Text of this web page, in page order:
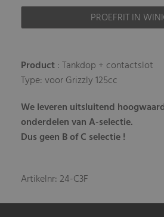
PROEFRIT IN
Product: Tankdop + contactslot
Type: voor Grizzly 125cc
We leveren uitsluitend
onderdelen van A-selectie.
Dus geen B of C selectie !
Artikelnr: 24-C3F